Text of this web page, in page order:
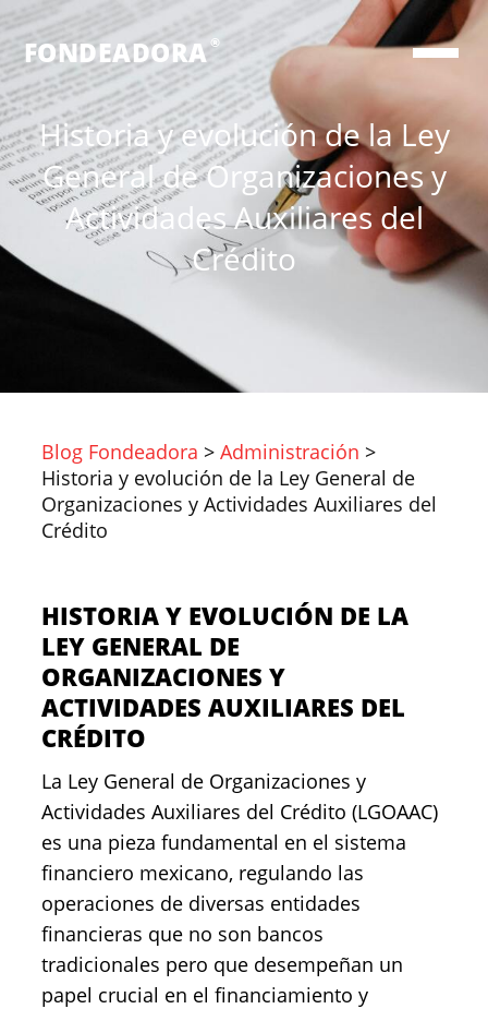
FONDEADORA®
Historia y evolución de la Ley
General de Organizaciones y
Actividades Auxiliares del
Crédito
Blog Fondeadora > Administración >
Historia y evolución de la Ley General de
Organizaciones y Actividades Auxiliares del
Crédito
HISTORIA Y EVOLUCIÓN DE LA
LEY GENERAL DE
ORGANIZACIONES Y
ACTIVIDADES AUXILIARES DEL
CRÉDITO
La Ley General de Organizaciones y
Actividades Auxiliares del Crédito (LGOAAC)
es una pieza fundamental en el sistema
financiero mexicano, regulando las
operaciones de diversas entidades
financieras que no son bancos
tradicionales pero que desempeñan un
papel crucial en el financiamiento y